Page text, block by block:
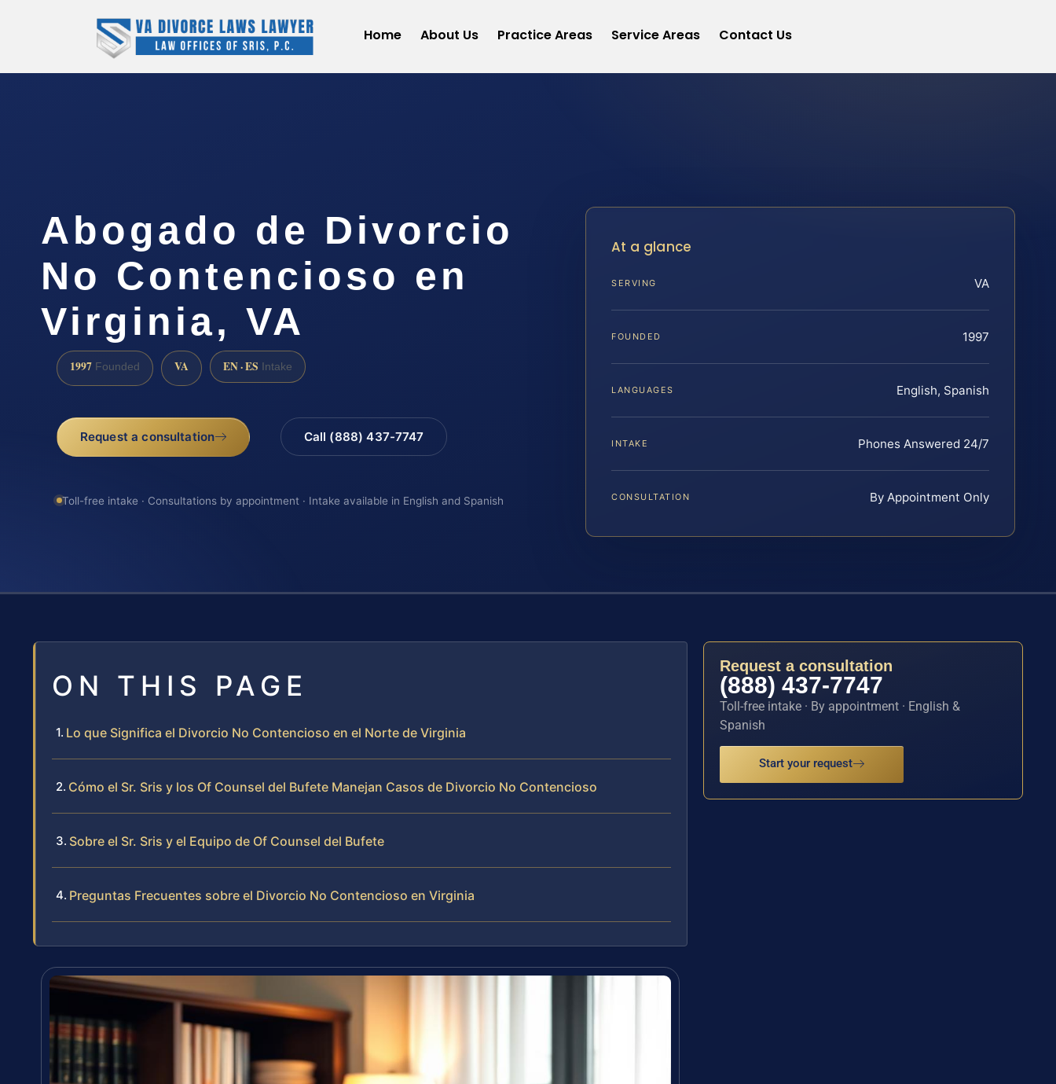
Home About Us Practice Areas Service Areas Contact Us
Abogado de Divorcio
No Contencioso en
Virginia, VA
1997 Founded VA EN · ES Intake
Request a consultation Call (888) 437-7747
Toll-free intake · Consultations by appointment · Intake available in English and Spanish
At a glance
SERVING VA
FOUNDED 1997
LANGUAGES English, Spanish
INTAKE Phones Answered 24/7
CONSULTATION By Appointment Only
ON THIS PAGE
Lo que Significa el Divorcio No Contencioso en el Norte de Virginia
Cómo el Sr. Sris y los Of Counsel del Bufete Manejan Casos de Divorcio No Contencioso
Sobre el Sr. Sris y el Equipo de Of Counsel del Bufete
Preguntas Frecuentes sobre el Divorcio No Contencioso en Virginia
Request a consultation
(888) 437-7747
Toll-free intake · By appointment · English &
Spanish
Start your request